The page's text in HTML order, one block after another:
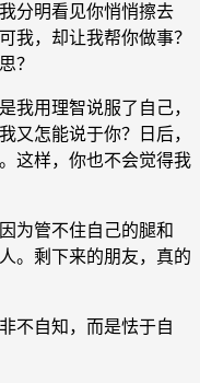
分明看见你悄悄擦去
我，却让我帮你做事？
？
用理智说服了自己，
又怎能说于你？日后，
这样，你也不会觉得我
管不住自己的腿和
。剩下来的朋友，真的
自知，而是怯于自